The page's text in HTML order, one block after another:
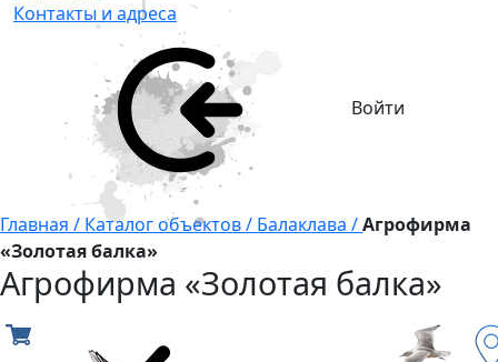
Контакты и адреса
Войти
Главная / Каталог объектов / Балаклава /Агрофирма
«Золотая балка»
Агрофирма «Золотая балка»